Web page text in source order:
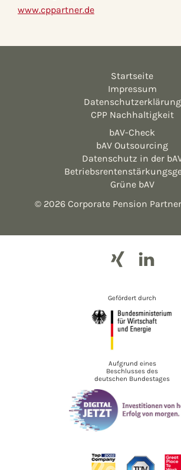
www.cppartner.de
Startseite
Impressum
Datenschutzerklärung
CPP Nachhaltigkeit
bAV-Check
bAV Outsourcing
Datenschutz in der
Grüne bAV
© 2026 Corporate Pension Partner
Gefördert durch
Aufgrund eines
Beschlusses des
deutschen Bundestages